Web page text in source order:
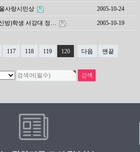
사랑시민상 2005-10-24
방)학생 서강대 정… 2005-10-19
117 118 119 120 다음 맨끝